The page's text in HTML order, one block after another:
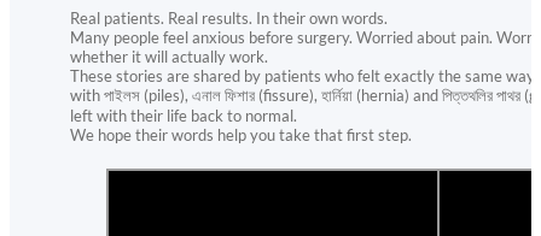
Real patients. Real results. In their own words.
Many people feel anxious before surgery. Worried about pain.
whether it will actually work.
These stories are shared by patients who felt exactly the same
with পাইলস (piles), এনাল ফিশার (fissure), হার্নিয়া (hernia) and পিত্তথলির
left with their life back to normal.
We hope their words help you take that first step.